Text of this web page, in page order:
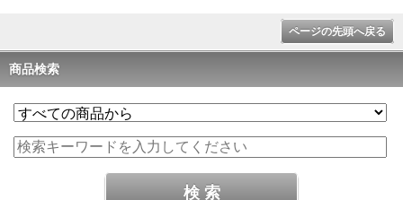
ページの先頭へ戻る
商品検索